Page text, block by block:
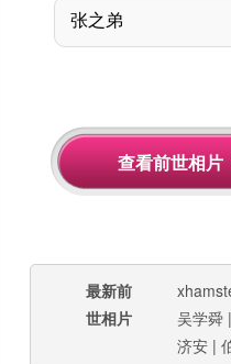
最新前
世相片
吴学舜
济安 |